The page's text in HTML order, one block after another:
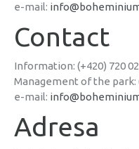
e-mail:
Contact
Information: (+420) 720
Management of the park:
e-mail:
Adresa